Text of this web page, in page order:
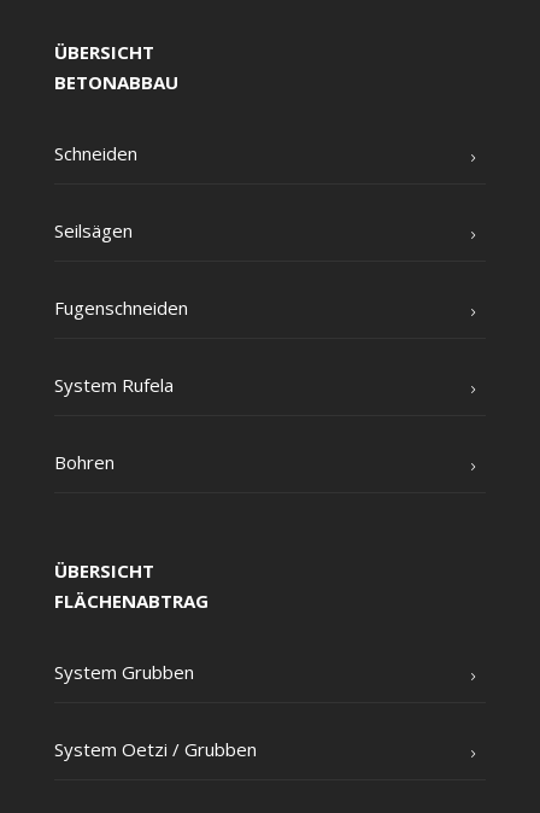
ÜBERSICHT
BETONABBAU
Schnei­den
Seil­sä­gen
Fugen­schnei­den
Sys­tem Rufela
Boh­ren
ÜBERSICHT
FLÄCHENABTRAG
Sys­tem Grubben
Sys­tem Oet­zi /​ Grub­ben